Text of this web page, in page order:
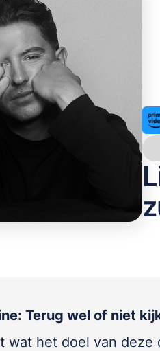
Terug wel of niet
wat het doel van deze